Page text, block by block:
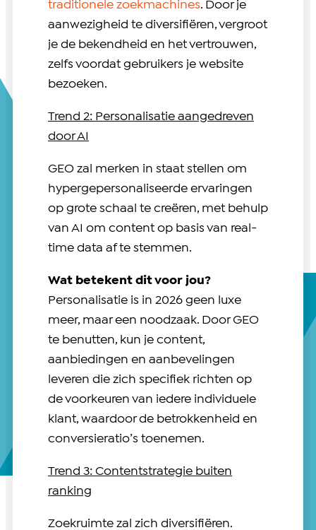
traditionele zoekmachines. Door je
aanwezigheid te diversifiëren, vergroot
je de bekendheid en het vertrouwen,
zelfs voordat gebruikers je website
bezoeken.
Trend 2: Personalisatie aangedreven
door AI
GEO zal merken in staat stellen om
hypergepersonaliseerde ervaringen
op grote schaal te creëren, met behulp
van AI om content op basis van real-
time data af te stemmen.
Wat betekent dit voor jou?
Personalisatie is in 2026 geen luxe
meer, maar een noodzaak. Door GEO
te benutten, kun je content,
aanbiedingen en aanbevelingen
leveren die zich specifiek richten op
de voorkeuren van iedere individuele
klant, waardoor de betrokkenheid en
conversieratio’s toenemen.
Trend 3: Contentstrategie buiten
ranking
Zoekruimte zal zich diversifiëren.